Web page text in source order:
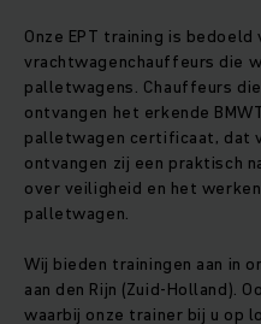
Onze EPT training is
vrachtwagenchauffeurs die
palletwagens. Chauffeurs
ontvangen het erkende
palletwagen certificaat, dat
ontvangen zij een praktisch
over veiligheid en het
palletwagen.
Wij bieden trainingen aan in
aan den Rijn (Zuid-Holland).
waarbij onze trainer bij u op